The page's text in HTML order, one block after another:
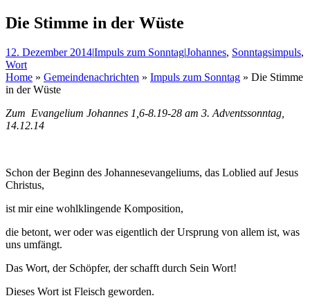
Die Stimme in der Wüste
12. Dezember 2014|Impuls zum Sonntag|Johannes, Sonntagsimpuls,
Wort
Home » Gemeindenachrichten » Impuls zum Sonntag » Die Stimme
in der Wüste
Zum Evangelium Johannes 1,6-8.19-28 am 3. Adventssonntag,
14.12.14
Schon der Beginn des Johannesevangeliums, das Loblied auf Jesus
Christus,
ist mir eine wohlklingende Komposition,
die betont, wer oder was eigentlich der Ursprung von allem ist, was
uns umfängt.
Das Wort, der Schöpfer, der schafft durch Sein Wort!
Dieses Wort ist Fleisch geworden.